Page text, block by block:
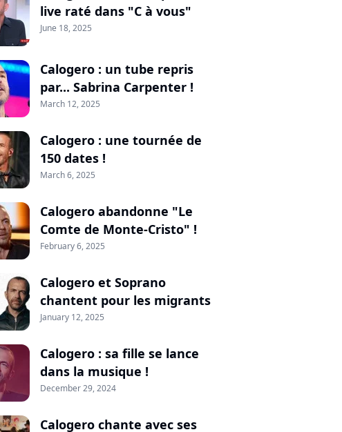
live raté dans "C à vous"
June 18, 2025
Calogero : un tube repris
par... Sabrina Carpenter !
March 12, 2025
Calogero : une tournée de
150 dates !
March 6, 2025
Calogero abandonne "Le
Comte de Monte-Cristo" !
February 6, 2025
Calogero et Soprano
chantent pour les migrants
January 12, 2025
Calogero : sa fille se lance
dans la musique !
December 29, 2024
Calogero chante avec ses